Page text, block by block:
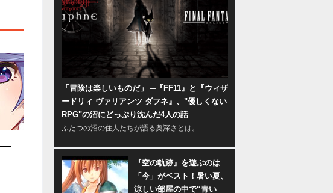
「冒険は楽しいものだ」 ─『FF11』と『ウィザ
ードリィ ヴァリアンツ ダフネ』、"優しくない
RPG"の沼にどっぷり沈んだ4人の話
ふたつの沼の住人たちが語る奥深さとは。
『空の軌跡』を遊ぶのは
「今」がベスト！暑い夏、
涼しい部屋の中で“青い